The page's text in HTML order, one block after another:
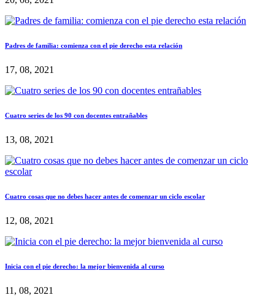
Padres de familia: comienza con el pie derecho esta relación
17, 08, 2021
Cuatro series de los 90 con docentes entrañables
13, 08, 2021
Cuatro cosas que no debes hacer antes de comenzar un ciclo escolar
12, 08, 2021
Inicia con el pie derecho: la mejor bienvenida al curso
11, 08, 2021